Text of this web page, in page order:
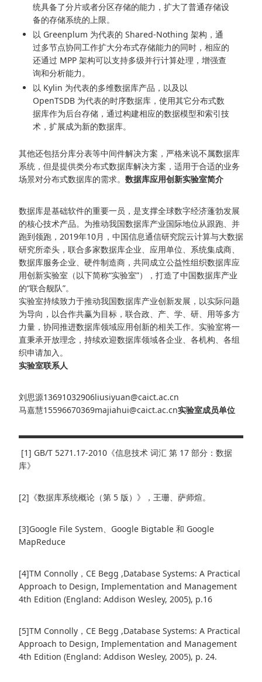
统具备了分片或者分区存储的能力，扩大了普通存储设
备的存储系统的上限。
以 Greenplum 为代表的 Shared-Nothing 架构，通
过多节点协同工作扩大分布式存储能力的同时，相应的
还通过 MPP 架构可以支持多级并行计算处理，增强查
询和分析能力。
以 Kylin 为代表的多维数据库产品，以及以
OpenTSDB 为代表的时序数据库，使用其它分布式数
据库作为后台存储，通过构建相应的数据模型和索引技
术，扩展成为新的数据库。
其他还包括分库分表等中间件解决方案，严格来说不属数据库
系统，但是提供类分布式数据库解决方案，适用于合适的业务
场景对分布式数据库的需求。 数据库应用创新实验室简介
数据库是基础软件的重要一员，是支撑全球数字经济蓬勃发展
的核心技术产品。为推动我国数据库产业国际地位从跟跑、并
跑到领跑，2019年10月，中国信息通信研究院云计算与大数据
研究所牵头，联合多家数据库企业、应用单位、系统集成商、
数据库服务企业、硬件制造商，共同成立公益性组织数据库应
用创新实验室（以下简称“实验室”），打造了中国数据库产业
的“联合舰队”。
实验室持续致力于推动我国数据库产业创新发展，以实际问题
为导向，以合作共赢为目标，联合政、产、学、研、用等多方
力量，协同推进数据库领域应用创新的相关工作。实验室将一
直秉承开放理念，持续欢迎数据库领域各企业、各机构、各组
织申请加入。
实验室联系人
刘思源13691032906liusiyuan@caict.ac.cn
马嘉慧15596670369majiahui@caict.ac.cn实验室成员单位
[1] GB/T 5271.17-2010《信息技术 词汇 第 17 部分：数据
库》
[2]《数据库系统概论（第 5 版）》，王珊、萨师煊。
[3]Google File System、Google Bigtable 和 Google
MapReduce
[4]TM Connolly，CE Begg ,Database Systems: A Practical
Approach to Design, Implementation and Management
4th Edition (England: Addison Wesley, 2005), p.16
[5]TM Connolly，CE Begg ,Database Systems: A Practical
Approach to Design, Implementation and Management
4th Edition (England: Addison Wesley, 2005), p. 24.